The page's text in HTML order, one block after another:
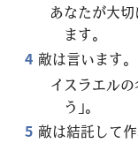
あなたが大
ます。
4 敵は言います
イスラエル
う」。
5 敵は結託して作